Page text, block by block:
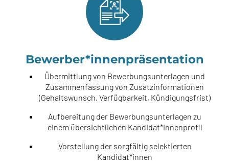
Bewerber*innenpräsentation
Übermittlung von Bewerbungsunterlagen und
Zusammenfassung von Zusatzinformationen
(Gehaltswunsch, Verfügbarkeit, Kündigungsfrist)
Aufbereitung der Bewerbungsunterlagen zu
einem übersichtlichen Kandidat*innenprofil
Vorstellung der sorgfältig selektierten
Kandidat*innen